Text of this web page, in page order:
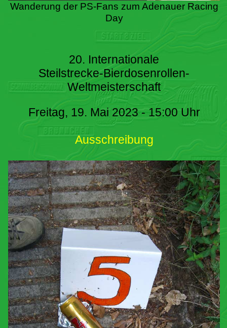
Wanderung der PS-Fans zum Adenauer Racing
Day
20. Internationale
Steilstrecke-Bierdosenrollen-
Weltmeisterschaft
Freitag, 19. Mai 2023 - 15:00 Uhr
Ausschreibung